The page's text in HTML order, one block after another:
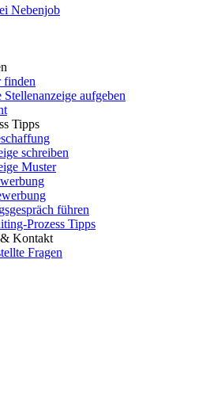
Nebenjob
finden
Stellenanzeige aufgeben
Tipps
schreiben
Muster
führen
Prozess Tipps
Kontakt
Fragen